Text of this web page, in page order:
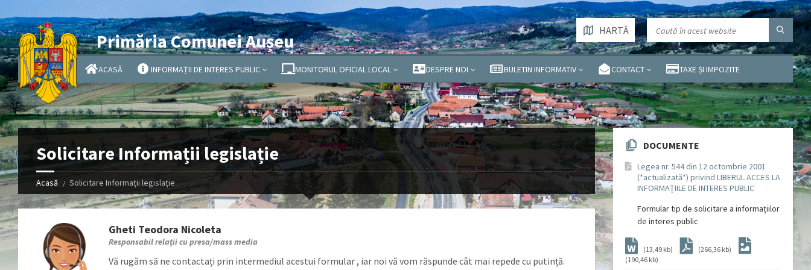
Primăria Comunei Aușeu
ACASĂ INFORMAȚII DE INTERES PUBLIC MONITORUL OFICIAL LOCAL DESPRE NOI BULETIN INFORMATIV CONTACT TAXE ȘI IMPOZITE
HARTĂ
Solicitare Informații legislație
Acasă Solicitare Informații legislație
Gheti Teodora Nicoleta
Responsabil relații cu presa/mass media
Vă rugăm să ne contactați prin intermediul acestui formular , iar noi vă vom răspunde cât mai repede cu putință.
DOCUMENTE
Legea nr. 544 din 12 octombrie 2001
(*actualizată*) privind LIBERUL ACCES LA
INFORMAŢIILE DE INTERES PUBLIC
Formular tip de solicitare a informațiilor
de interes public
(13,49 kb)
(266,36 kb)
(190,46 kb)